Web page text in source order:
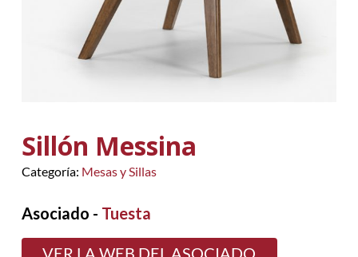
Sillón Messina
Categoría: Mesas y Sillas
Asociado - Tuesta